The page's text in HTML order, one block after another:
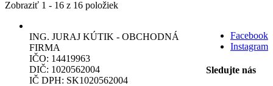
Zobraziť 1 - 16 z 16 položiek
Facebook
Instagram
Sledujte nás
ING. JURAJ KÚTIK - OBCHODNÁ
FIRMA
IČO: 14419963
DIČ: 1020562004
IČ DPH: SK1020562004